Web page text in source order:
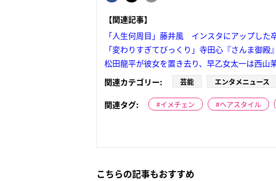
【関連記事】
「人生何周目」藤井風 インスタにアップした
「変わりすぎてびっくり」寺田心『さんま御
松田龍平が彼女を置き去り、早乙女太一は西
関連カテゴリー:
芸能 エンタメニュース
関連タグ: イメチェン ヘアスタイル
こちらの記事もおすすめ